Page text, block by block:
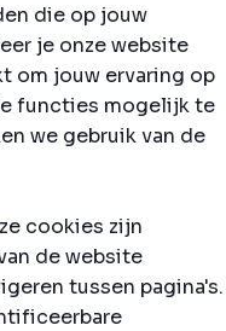
die op jouw
je onze website
om jouw ervaring op
functies mogelijk te
we gebruik van de
cookies zijn
de website
tussen pagina's.